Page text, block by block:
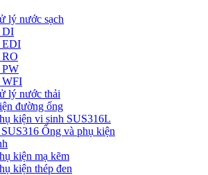
lý nước sạch
DI
EDI
RO
PW
WFI
lý nước thải
đường ống
kiện vi sinh SUS316L
Ống và phụ kiện
kiện mạ kẽm
kiện thép đen